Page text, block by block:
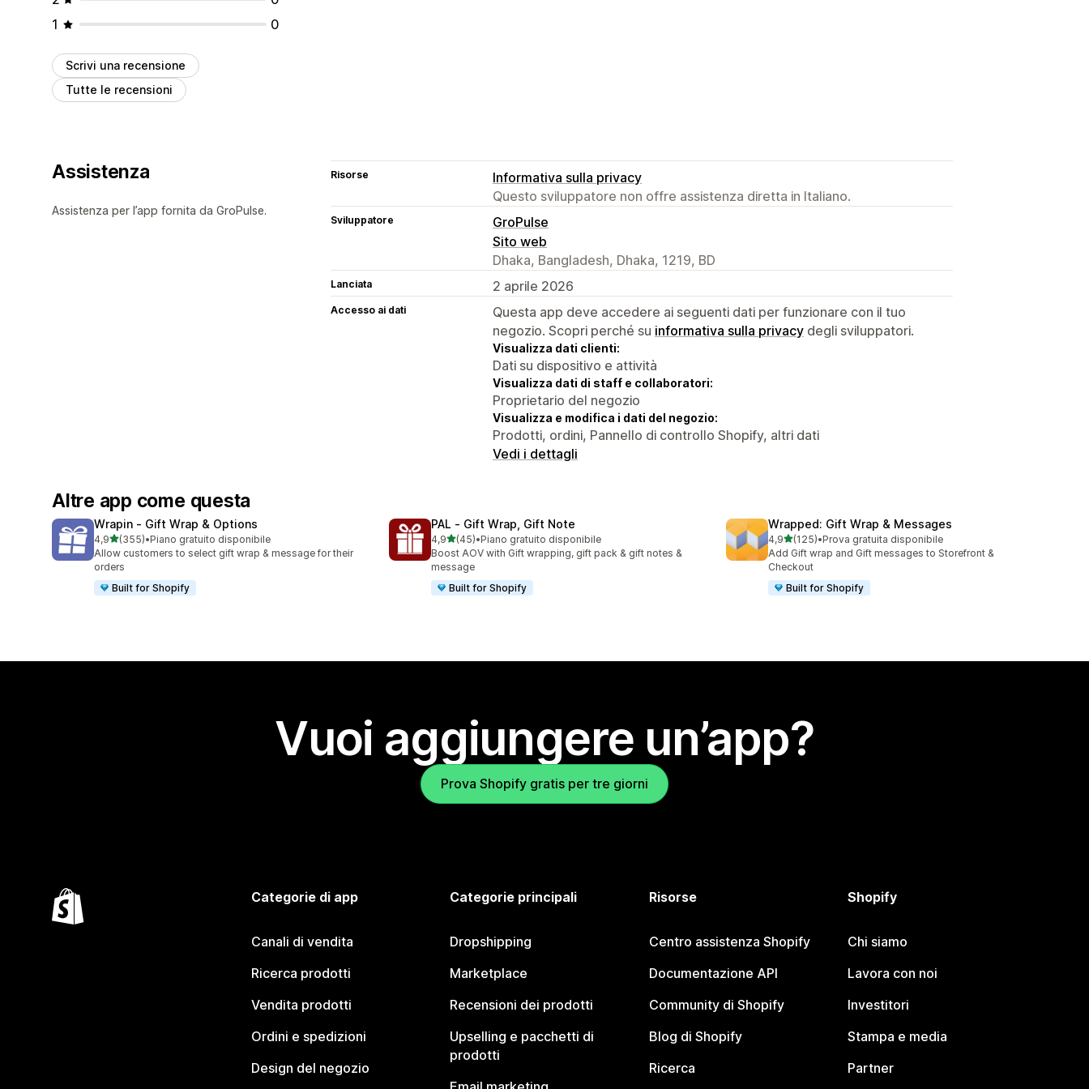
1
0
Scrivi una recensione
Tutte le recensioni
Assistenza
Assistenza per l’app fornita da GroPulse.
Risorse
Informativa sulla privacy
Questo sviluppatore non offre assistenza diretta in Italiano.
Sviluppatore
GroPulse
Sito web
Dhaka, Bangladesh, Dhaka, 1219, BD
Lanciata 2 aprile 2026
Accesso ai dati
Questa app deve accedere ai seguenti dati per funzionare con il tuo
negozio. Scopri perché su informativa sulla privacy degli sviluppatori.
Visualizza dati clienti:
Dati su dispositivo e attività
Visualizza dati di staff e collaboratori:
Proprietario del negozio
Visualizza e modifica i dati del negozio:
Prodotti, ordini, Pannello di controllo Shopify, altri dati
Vedi i dettagli
Altre app come questa
Wrapin ‑ Gift Wrap & Options
4,9stelle su 5
(355)
355 recensioni totali
•Piano gratuito disponibile
Allow customers to select gift wrap & message for their
orders
Built for Shopify
PAL ‑ Gift Wrap, Gift Note
4,9stelle su 5
(45)
45 recensioni totali
•Piano gratuito disponibile
Boost AOV with Gift wrapping, gift pack & gift notes &
message
Built for Shopify
Wrapped: Gift Wrap & Messages
4,9stelle su 5
(125)
125 recensioni totali
•Prova gratuita disponibile
Add Gift wrap and Gift messages to Storefront &
Checkout
Built for Shopify
Vuoi aggiungere un’app?
Prova Shopify gratis per tre giorni
Categorie di app
Canali di vendita
Ricerca prodotti
Vendita prodotti
Ordini e spedizioni
Design del negozio
Categorie principali
Dropshipping
Marketplace
Recensioni dei prodotti
Upselling e pacchetti di
prodotti
Risorse
Centro assistenza Shopify
Documentazione API
Community di Shopify
Blog di Shopify
Ricerca
Shopify
Chi siamo
Lavora con noi
Investitori
Stampa e media
Partner